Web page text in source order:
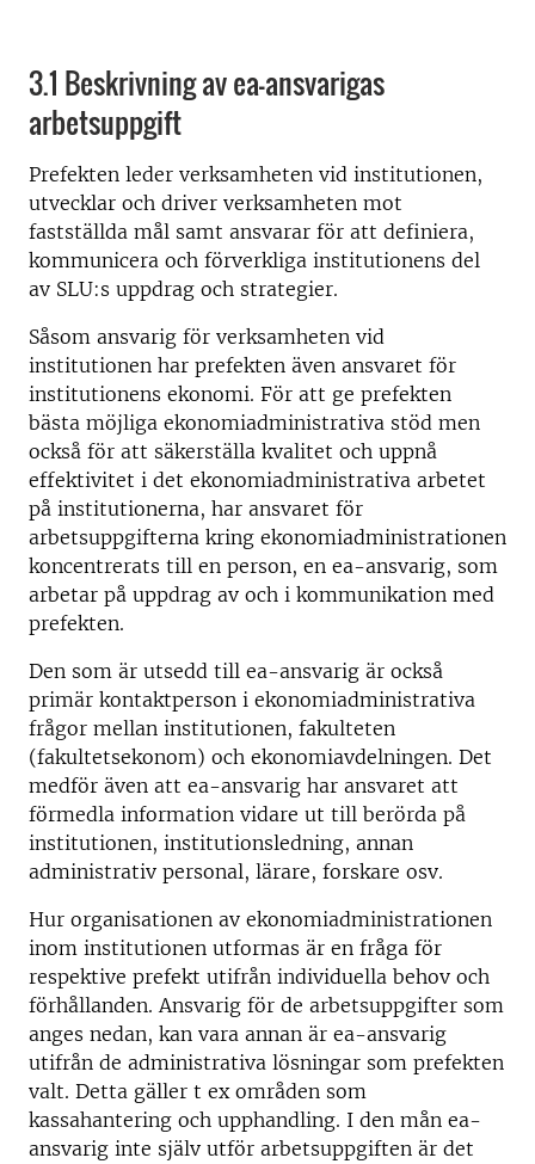
3.1 Beskrivning av ea-ansvarigas
arbetsuppgift
Prefekten leder verksamheten vid institutionen,
utvecklar och driver verksamheten mot
fastställda mål samt ansvarar för att definiera,
kommunicera och förverkliga institutionens del
av SLU:s uppdrag och strategier.
Såsom ansvarig för verksamheten vid
institutionen har prefekten även ansvaret för
institutionens ekonomi. För att ge prefekten
bästa möjliga ekonomiadministrativa stöd men
också för att säkerställa kvalitet och uppnå
effektivitet i det ekonomiadministrativa arbetet
på institutionerna, har ansvaret för
arbetsuppgifterna kring ekonomiadministrationen
koncentrerats till en person, en ea-ansvarig, som
arbetar på uppdrag av och i kommunikation med
prefekten.
Den som är utsedd till ea-ansvarig är också
primär kontaktperson i ekonomiadministrativa
frågor mellan institutionen, fakulteten
(fakultetsekonom) och ekonomiavdelningen. Det
medför även att ea-ansvarig har ansvaret att
förmedla information vidare ut till berörda på
institutionen, institutionsledning, annan
administrativ personal, lärare, forskare osv.
Hur organisationen av ekonomiadministrationen
inom institutionen utformas är en fråga för
respektive prefekt utifrån individuella behov och
förhållanden. Ansvarig för de arbetsuppgifter som
anges nedan, kan vara annan är ea-ansvarig
utifrån de administrativa lösningar som prefekten
valt. Detta gäller t ex områden som
kassahantering och upphandling. I den mån ea-
ansvarig inte själv utför arbetsuppgiften är det